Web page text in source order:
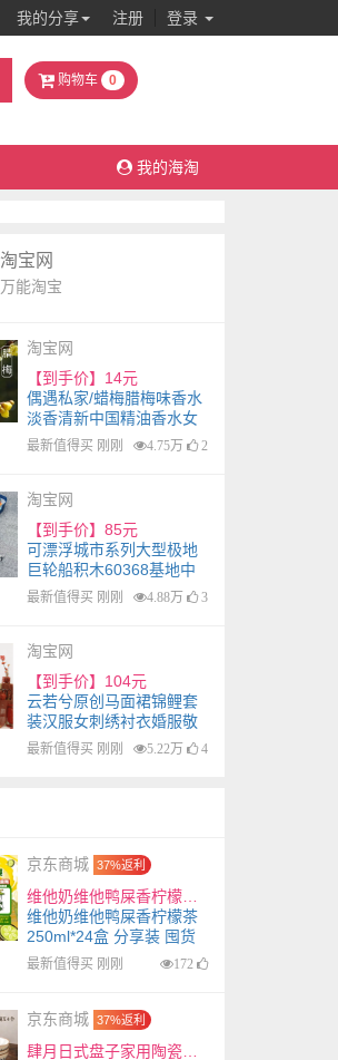
我的分享 注册 登录
购物车 0
我的海淘
淘宝网
万能淘宝
淘宝网
【到手价】14元
偶遇私家/蜡梅腊梅味香水
淡香清新中国精油香水女
士单一花香持久
最新值得买 刚刚 4.75万 2
淘宝网
【到手价】85元
可漂浮城市系列大型极地
巨轮船积木60368基地中
国拼装男孩子玩具
最新值得买 刚刚 4.88万 3
淘宝网
【到手价】104元
云若兮原创马面裙锦鲤套
装汉服女刺绣衬衣婚服敬
酒服织金妆花重工
最新值得买 刚刚 5.22万 4
京东商城 37%返利
维他奶维他鸭屎香柠檬茶250ml*24盒 分享装 囤货必备
维他奶维他鸭屎香柠檬茶
250ml*24盒 分享装 囤货
必备
最新值得买 刚刚 172
京东商城 37%返利